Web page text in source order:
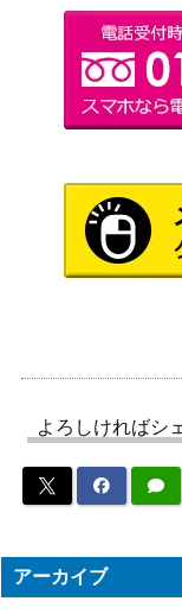
ダンジョンズ＆ド
＆D ネヴァーウィ
ャンペーン・セッ
知への挑戦
ons 第4版/サプリメ
NATO ディビジョ
VISION
版/サプリメント)
ダンジョンズ＆ド
ト (Dungeons＆
版/サプリメント)
Flames 決断の日
よろしければシ
アーカイブ